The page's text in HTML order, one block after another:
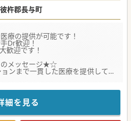
県 西彼杵郡長与町
療の提供が可能です！
Dr歓迎！
歓迎です！
メッセージ★☆
ンまで一貫した医療を提供してお
ますのでまずはご相談ください！
細を見る